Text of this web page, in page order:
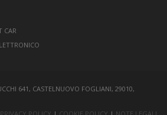
CAR
641, CASTELNUOVO FOGLIANI, 29010,